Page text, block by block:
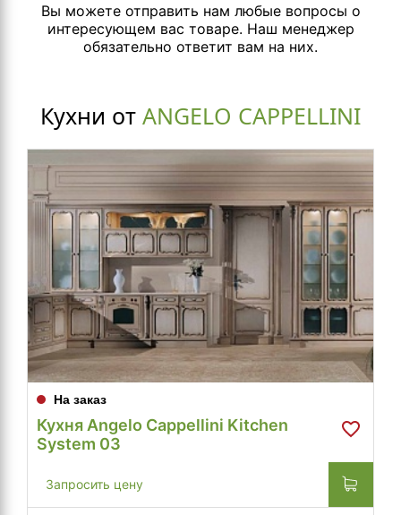
Вы можете отправить нам любые вопросы о
интересующем вас товаре. Наш менеджер
обязательно ответит вам на них.
Кухни от ANGELO CAPPELLINI
На заказ
Кухня Angelo Cappellini Kitchen
System 03
Запросить цену